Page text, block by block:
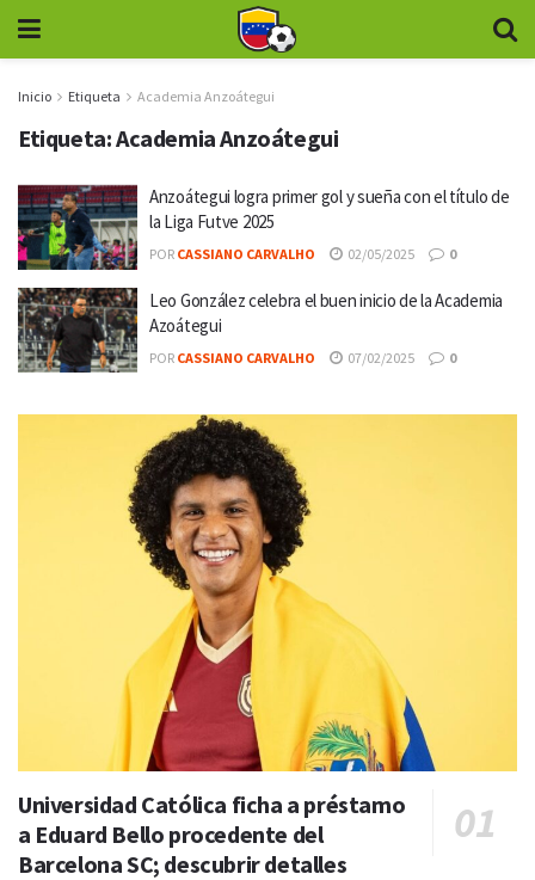
Inicio Etiqueta Academia Anzoátegui
Etiqueta:Academia Anzoátegui
Anzoátegui logra primer gol y sueña con el título de
la Liga Futve 2025
POR CASSIANO CARVALHO 02/05/2025 0
Leo González celebra el buen inicio de la Academia
Azoátegui
POR CASSIANO CARVALHO 07/02/2025 0
Universidad Católica ficha a préstamo
a Eduard Bello procedente del
Barcelona SC; descubrir detalles